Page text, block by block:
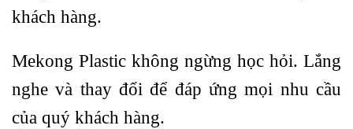
khách hàng.
Mekong Plastic không ngừng học hỏi. Lắng
nghe và thay đổi để đáp ứng mọi nhu cầu
của quý khách hàng.